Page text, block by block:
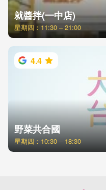
就醬拌(一中店)
星期四：11:30 – 21:00
4.4
野菜共合國
星期四：10:30 – 18:30